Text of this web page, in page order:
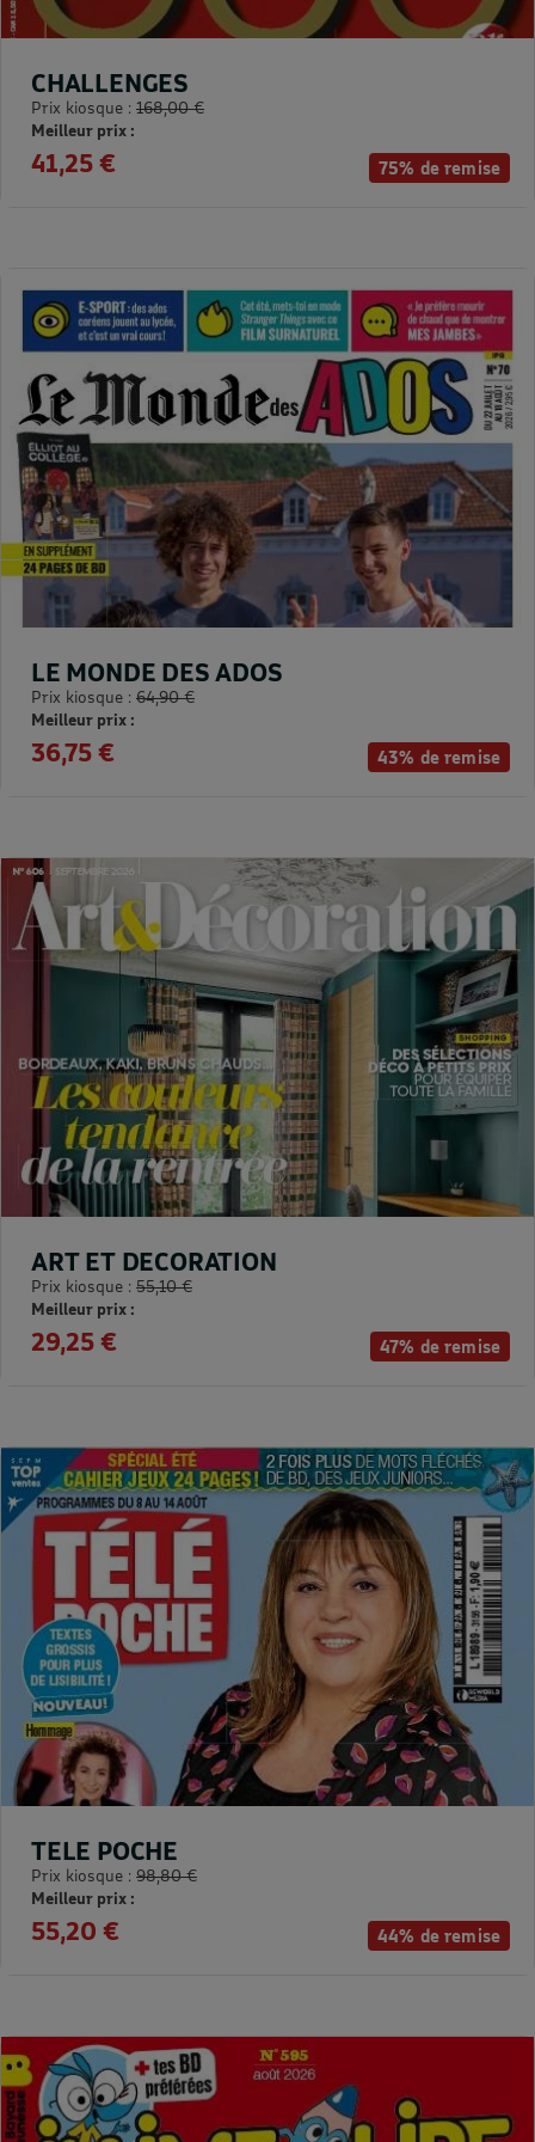
75% de remise
CHALLENGES
Prix kiosque : 168,00 €
Meilleur prix :
41,25 €
43% de remise
LE MONDE DES ADOS
Prix kiosque : 64,90 €
Meilleur prix :
36,75 €
47% de remise
ART ET DECORATION
Prix kiosque : 55,10 €
Meilleur prix :
29,25 €
44% de remise
TELE POCHE
Prix kiosque : 98,80 €
Meilleur prix :
55,20 €